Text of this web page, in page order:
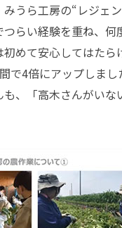
うら工房の“レジェ
らい経験を重ね、
初めて安心してはた
で4倍にアップしま
、「高木さんがい